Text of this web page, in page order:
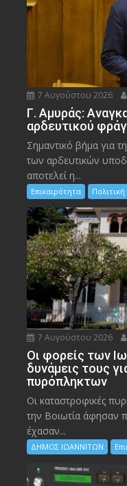
7 Αυγούστου 2026
Γ. Αμυράς:
αρδευτικού
Σημαντικό βήμα για
των αρδευτικών
αποτελεί η...
Επικαιρότητα Πολιτική
7 Αυγούστου 2026
Οι φορείς των
δυνάμεις τους
πυρόπληκτων
Οι καταστροφικές
την Bοιωτία άφησαν
έχασαν...
ΔΗΜΟΣ ΙΩΑΝΝΙΤΩΝ